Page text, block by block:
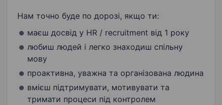
Нам точно буде по дорозі, якщо ти:
маєш досвід у HR / recruitment від 1 року
любиш людей і легко знаходиш спільну
мову
проактивна, уважна та організована людина
вмієш підтримувати, мотивувати та
тримати процеси під контролем